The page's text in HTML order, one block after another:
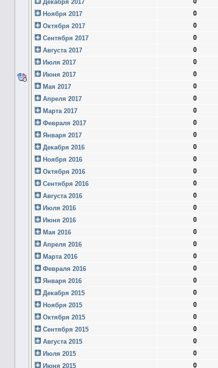
Декабря 2017
Ноября 2017
0
Октября 2017
0
Сентября 2017
0
Августа 2017
0
Июля 2017
0
Июня 2017
0
Мая 2017
0
Апреля 2017
0
Марта 2017
0
Февраля 2017
0
Января 2017
0
Декабря 2016
0
Ноября 2016
0
Октября 2016
0
Сентября 2016
0
Августа 2016
0
Июля 2016
0
Июня 2016
0
Мая 2016
0
Апреля 2016
0
Марта 2016
0
Февраля 2016
0
Января 2016
0
Декабря 2015
0
Ноября 2015
0
Октября 2015
0
Сентября 2015
0
Августа 2015
0
Июля 2015
0
Июня 2015
0